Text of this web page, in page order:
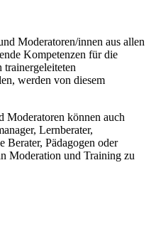
Moderatoren/innen aus allen
Kompetenzen für die
werden von diesem
Moderatoren können auch
Lernberater,
Berater, Pädagogen oder
Moderation und Training zu